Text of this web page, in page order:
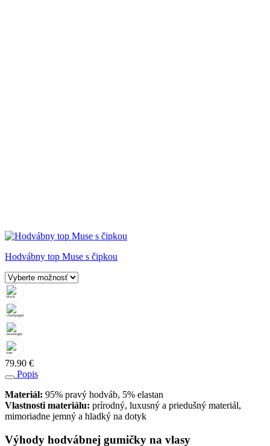
Hodvábny top Muse s čipkou
79.90 €
Popis
Materiál: 95% pravý hodváb, 5% elastan
Vlastnosti materiálu: prírodný, luxusný a priedušný materiál,
mimoriadne jemný a hladký na dotyk
Výhody hodvábnej gumičky na vlasy